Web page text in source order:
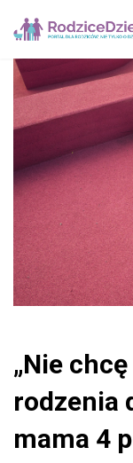
„Nie
rodzenia
mama 4